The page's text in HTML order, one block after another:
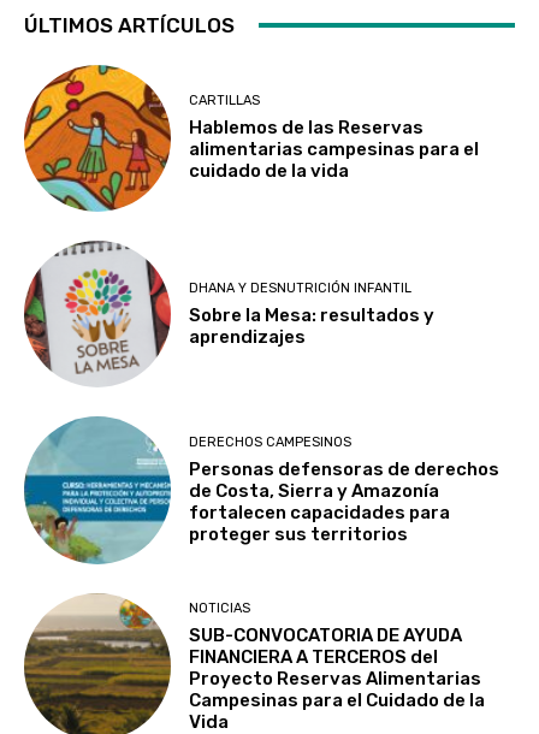
ÚLTIMOS ARTÍCULOS
CARTILLAS
Hablemos de las Reservas
alimentarias campesinas para el
cuidado de la vida
DHANA Y DESNUTRICIÓN INFANTIL
Sobre la Mesa: resultados y
aprendizajes
DERECHOS CAMPESINOS
Personas defensoras de derechos
de Costa, Sierra y Amazonía
fortalecen capacidades para
proteger sus territorios
NOTICIAS
SUB-CONVOCATORIA DE AYUDA
FINANCIERA A TERCEROS del
Proyecto Reservas Alimentarias
Campesinas para el Cuidado de la
Vida